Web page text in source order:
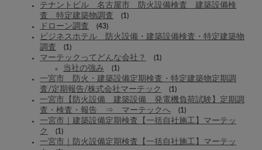
テナントビル 名古屋市 防火設備検査 建築設備検
査 特定建築物調査
(1)
ドローン調査 (43)
ビジネスホテル 防火設備・建築設備検査・特定建築物
調査
(1)
マーテックってどんな会社？ (1)
当社の強み (1)
一宮市 防火・建築設備定期検査・特定建築物定期調
査/定期報告/株式会社マーテック
(1)
一宮市【防火設備 建築設備 発電機負荷試験】定期調
査・検査・報告 ⇒ マーテックへ
(1)
一宮市｜建築設備定期検査【一括自社施工】マーテッ
ク
(1)
一宮市｜防火設備定期検査【一括自社施工】マーテッ